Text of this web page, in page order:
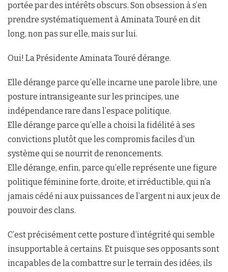
portée par des intérêts obscurs. Son obsession à s’en
prendre systématiquement à Aminata Touré en dit
long, non pas sur elle, mais sur lui.
Oui! La Présidente Aminata Touré dérange.
Elle dérange parce qu’elle incarne une parole libre, une
posture intransigeante sur les principes, une
indépendance rare dans l’espace politique.
Elle dérange parce qu’elle a choisi la fidélité à ses
convictions plutôt que les compromis faciles d’un
système qui se nourrit de renoncements.
Elle dérange, enfin, parce qu’elle représente une figure
politique féminine forte, droite, et irréductible, qui n’a
jamais cédé ni aux puissances de l’argent ni aux jeux de
pouvoir des clans.
C’est précisément cette posture d’intégrité qui semble
insupportable à certains. Et puisque ses opposants sont
incapables de la combattre sur le terrain des idées, ils